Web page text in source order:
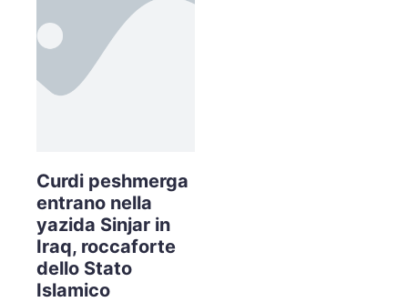
Curdi peshmerga
entrano nella
yazida Sinjar in
Iraq, roccaforte
dello Stato
Islamico